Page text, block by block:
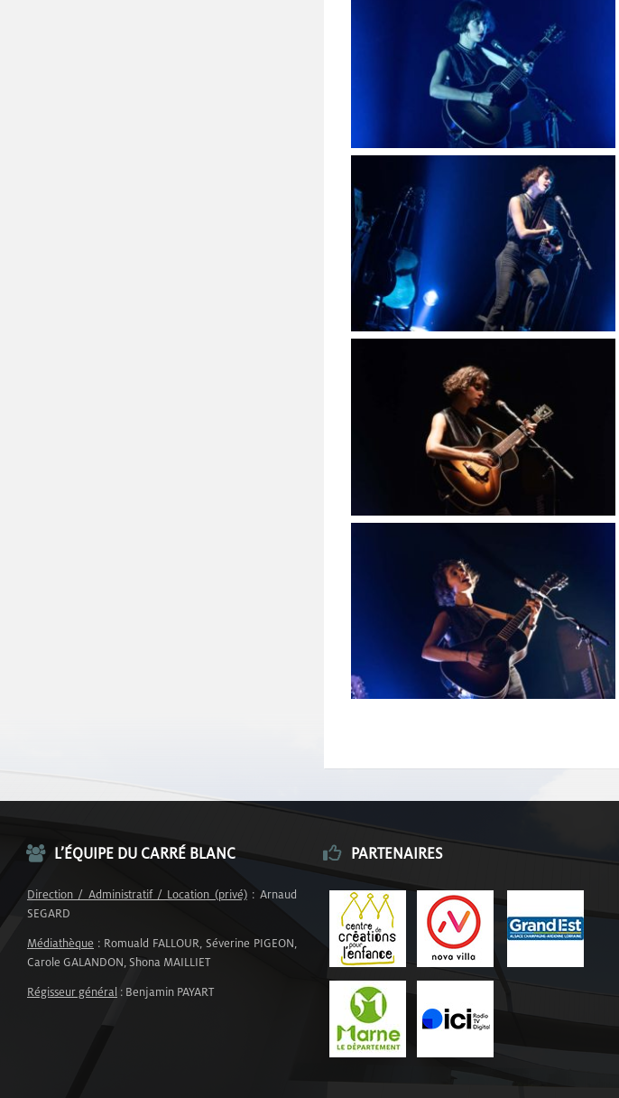
L’ÉQUIPE DU CARRÉ BLANC
Direction / Administratif / Location (privé): Arnaud
SEGARD
Médiathèque : Romuald FALLOUR, Séverine PIGEON,
Carole GALANDON, Shona MAILLIET
Régisseur général : Benjamin PAYART
PARTENAIRES